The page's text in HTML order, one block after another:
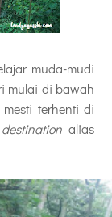
muda-mudi
mulai di bawah
terhenti di
alias